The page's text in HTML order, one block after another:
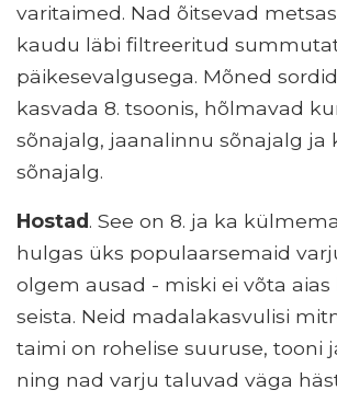
varitaimed. Nad õitsevad
kaudu läbi filtreeritud
päikesevalgusega. Mõned
kasvada 8. tsoonis, hõlmavad
sõnajalg, jaanalinnu sõnajalg ja
sõnajalg.
Hostad. See on 8. ja ka
hulgas üks populaarsemaid
olgem ausad - miski ei võta
seista. Neid madalakasvulisi
taimi on rohelise suuruse, tooni
ning nad varju taluvad väga